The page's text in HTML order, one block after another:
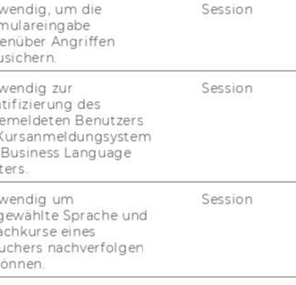
um die
Angriffen
Session
zur
des
Benutzers
Language
Session
um
Sprache und
eines
nachverfolgen
Session